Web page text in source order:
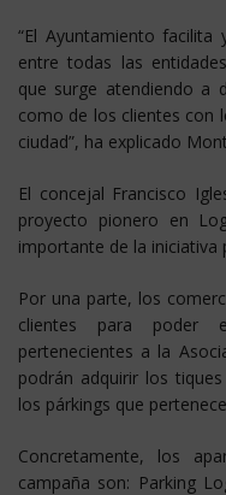
“El Ayuntamiento
entre todas las
que surge atendiendo a
como de los clientes con
ciudad”, ha explicado
El concejal Francisco
proyecto pionero en
importante de la iniciativa
Por una parte, los
clientes para poder
pertenecientes a la
podrán adquirir los
los párkings que
Concretamente, los
campaña son: Parking